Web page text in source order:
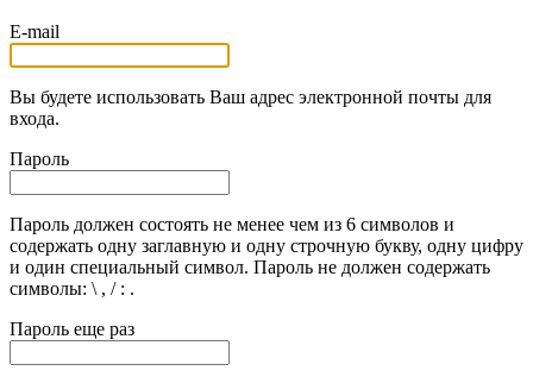
E-mail
Вы будете использовать Ваш адрес электронной почты для
входа.
Пароль
Пароль должен состоять не менее чем из 6 символов и
содержать одну заглавную и одну строчную букву, одну цифру
и один специальный символ. Пароль не должен содержать
символы: \ , / : .
Пароль еще раз